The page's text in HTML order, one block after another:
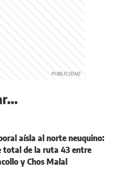
aísla al norte neuquino:
total de la ruta 43 entre
y Chos Malal